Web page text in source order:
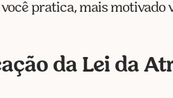
pratica, mais motivado
da Lei da